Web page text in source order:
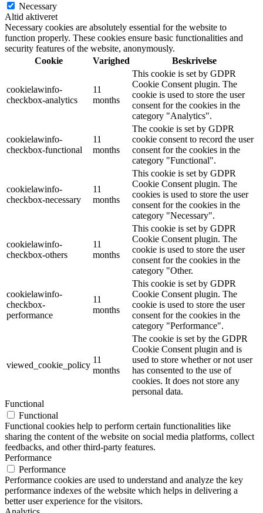
Necessary
Altid aktiveret
Necessary cookies are absolutely essential for the website to
function properly. These cookies ensure basic functionalities and
security features of the website, anonymously.
Cookie
Varighed Beskrivelse
cookielawinfo-
checkbox-analytics
11
months
This cookie is set by GDPR
Cookie Consent plugin. The
cookie is used to store the user
consent for the cookies in the
category "Analytics".
cookielawinfo-
checkbox-functional
11
months
The cookie is set by GDPR
cookie consent to record the user
consent for the cookies in the
category "Functional".
cookielawinfo-
checkbox-necessary
11
months
This cookie is set by GDPR
Cookie Consent plugin. The
cookies is used to store the user
consent for the cookies in the
category "Necessary".
cookielawinfo-
checkbox-others
11
months
This cookie is set by GDPR
Cookie Consent plugin. The
cookie is used to store the user
consent for the cookies in the
category "Other.
cookielawinfo-
checkbox-
performance
11
months
This cookie is set by GDPR
Cookie Consent plugin. The
cookie is used to store the user
consent for the cookies in the
category "Performance".
viewed_cookie_policy
11
months
The cookie is set by the GDPR
Cookie Consent plugin and is
used to store whether or not user
has consented to the use of
cookies. It does not store any
personal data.
Functional
Functional
Functional cookies help to perform certain functionalities like
sharing the content of the website on social media platforms, collect
feedbacks, and other third-party features.
Performance
Performance
Performance cookies are used to understand and analyze the key
performance indexes of the website which helps in delivering a
better user experience for the visitors.